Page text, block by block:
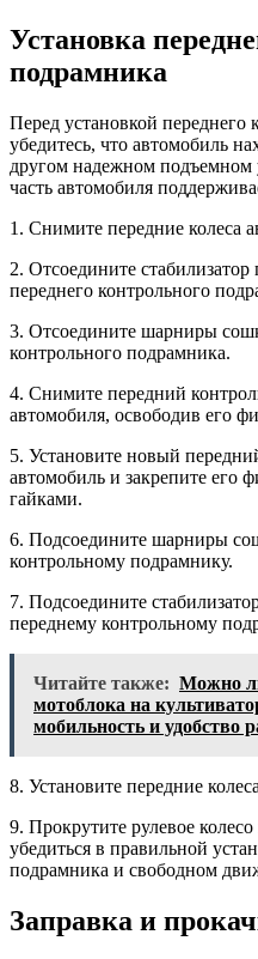
Установка
подрамника
Перед установкой переднего
убедитесь, что автомобиль
другом надежном подъемном
часть автомобиля
1. Снимите передние колеса
2. Отсоедините
переднего контрольного
3. Отсоедините шарниры
контрольного подрамника.
4. Снимите передний
автомобиля, освободив его
5. Установите новый
автомобиль и закрепите
гайками.
6. Подсоедините шарниры
контрольному подрамнику.
7. Подсоедините
переднему контрольному
Читайте также: Можно
мотоблока на
мобильность и удобство
8. Установите передние
9. Прокрутите рулевое
убедиться в правильной
подрамника и свободном
Заправка и